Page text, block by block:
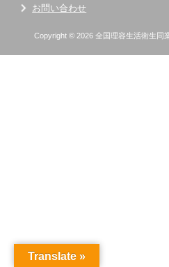
お問い合わせ
Copyright © 2026 全国理容生活衛生同
Translate »